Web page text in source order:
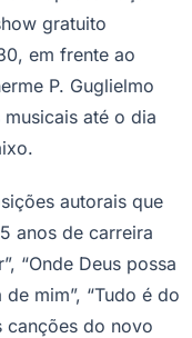
gratuito
em frente ao
P. Guglielmo
até o dia
autorais que
anos de carreira
“Onde Deus possa
de mim”, “Tudo é do
canções do novo